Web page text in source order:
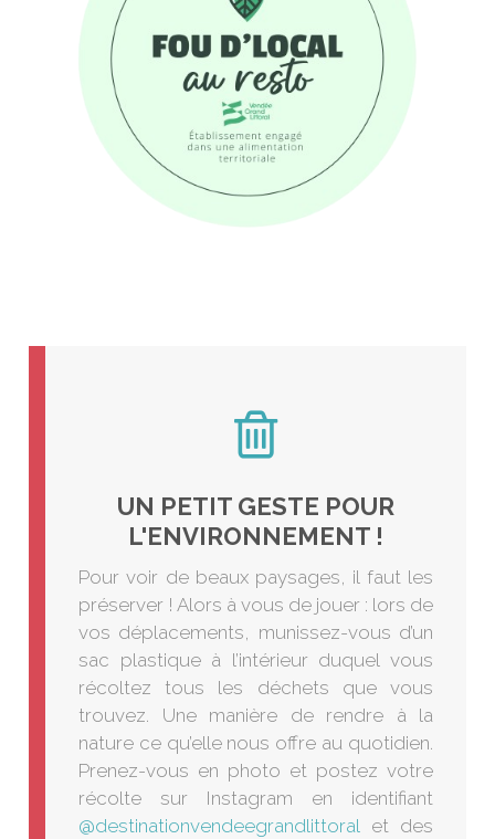
Je vais manger dans un restaurant engagé dans la
démarche
Fou d’local au Resto
J’achète des produits de saison
dans les boutiques
de nos commerçants
ou
directement
sur les
marchés
.
UN PETIT GESTE POUR
L'ENVIRONNEMENT !
Pour voir de beaux paysages, il faut les
préserver ! Alors à vous de jouer : lors de
vos déplacements, munissez-vous d’un
sac plastique à l’intérieur duquel vous
récoltez tous les déchets que vous
trouvez. Une manière de rendre à la
nature ce qu’elle nous offre au quotidien.
Prenez-vous en photo et postez votre
récolte sur Instagram en identifiant
@destinationvendeegrandlittoral et des